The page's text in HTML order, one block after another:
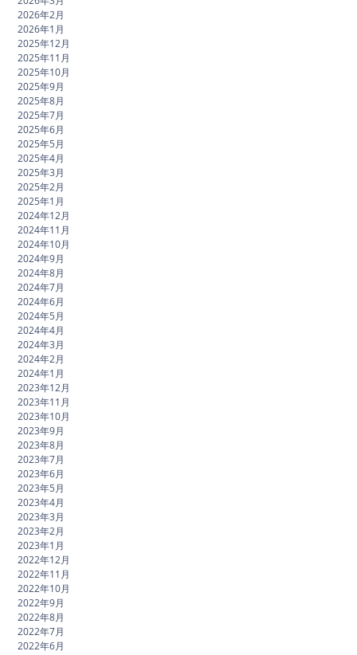
2026年2月
2026年1月
2025年12月
2025年11月
2025年10月
2025年9月
2025年8月
2025年7月
2025年6月
2025年5月
2025年4月
2025年3月
2025年2月
2025年1月
2024年12月
2024年11月
2024年10月
2024年9月
2024年8月
2024年7月
2024年6月
2024年5月
2024年4月
2024年3月
2024年2月
2024年1月
2023年12月
2023年11月
2023年10月
2023年9月
2023年8月
2023年7月
2023年6月
2023年5月
2023年4月
2023年3月
2023年2月
2023年1月
2022年12月
2022年11月
2022年10月
2022年9月
2022年8月
2022年7月
2022年6月